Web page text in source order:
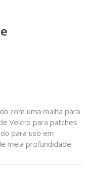
com uma malha para
Velcro para patches
para uso em
meia profundidade.